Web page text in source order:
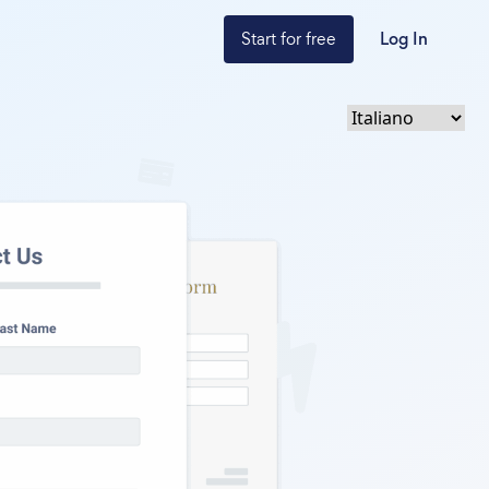
Start for free Log In